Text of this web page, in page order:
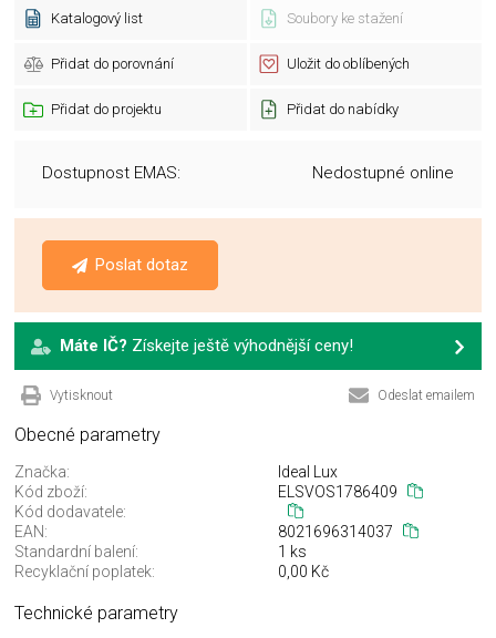
Katalogový list Soubory ke stažení
Přidat do porovnání Uložit do oblíbených
Přidat do projektu Přidat do nabídky
Dostupnost EMAS: Nedostupné online
Poslat dotaz
Máte IČ? Získejte ještě výhodnější ceny!
Vytisknout Odeslat emailem
Obecné parametry
Značka:
Ideal Lux
Kód zboží:
ELSVOS1786409
Kód dodavatele:
EAN:
8021696314037
Standardní balení:
1 ks
Recyklační poplatek:
0,00 Kč
Technické parametry